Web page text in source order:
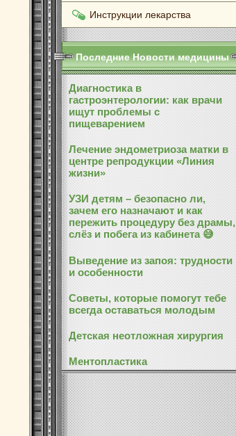
Инструкции лекарства
Последние Новости медицины
Диагностика в
гастроэнтерологии: как врачи
ищут проблемы с
пищеварением
Лечение эндометриоза матки в
центре репродукции «Линия
жизни»
УЗИ детям – безопасно ли,
зачем его назначают и как
пережить процедуру без драмы,
слёз и побега из кабинета 😅
Выведение из запоя: трудности
и особенности
Советы, которые помогут тебе
всегда оставаться молодым
Детская неотложная хирургия
Ментопластика